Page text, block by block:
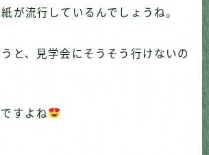
が流行しているんでしょうね。
と、見学会にそうそう行けないの
すよね